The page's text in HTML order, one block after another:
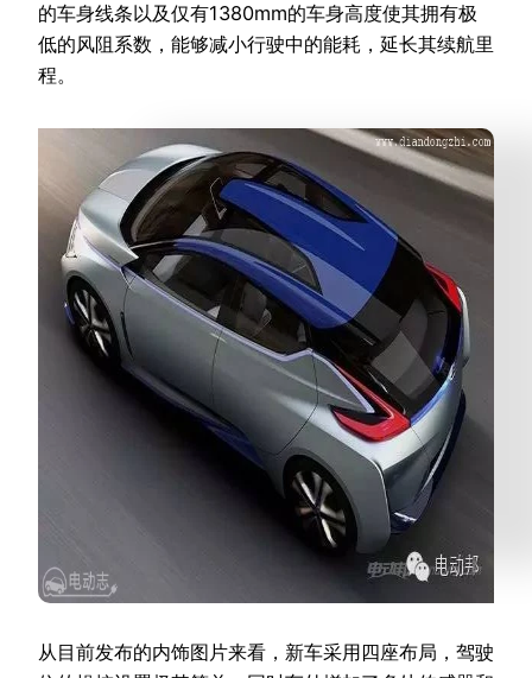
的车身线条以及仅有1380mm的车身高度使其拥有极
低的风阻系数，能够减小行驶中的能耗，延长其续航里
程。
从目前发布的内饰图片来看，新车采用四座布局，驾驶